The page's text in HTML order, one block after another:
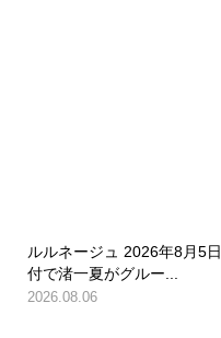
ルルネージュ 2026年8月5日
付で渚一夏がグルー...
2026.08.06